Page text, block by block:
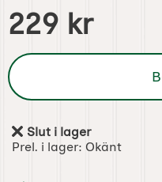
Handla denna produkt
pris
229 kr
Tillgänglighet:
Slut i lager
Prel. i lager: Okänt